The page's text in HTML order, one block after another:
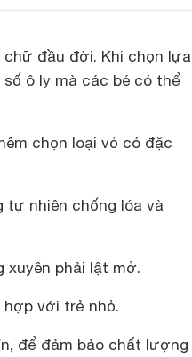
đầu đời. Khi chọn lựa
ô ly mà các bé có thể
chọn loại vỏ có đặc
tự nhiên chống lóa và
xuyên phải lật mở.
với trẻ nhỏ.
để đảm bảo chất lượng